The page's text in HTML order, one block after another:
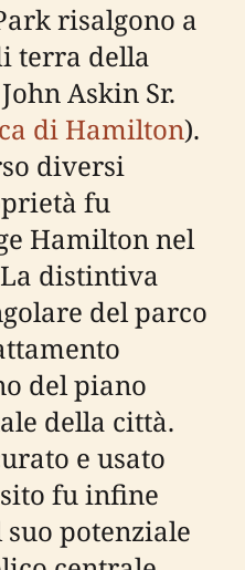
risalgono a
terra della
Askin Sr.
di Hamilton).
diversi
fu
Hamilton nel
distintiva
del parco
del piano
della città.
e usato
fu infine
potenziale